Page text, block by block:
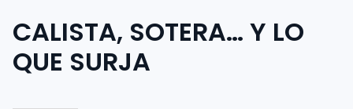
CALISTA, SOTERA… Y LO
QUE SURJA